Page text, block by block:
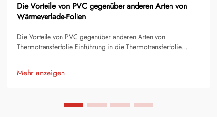
Die Vorteile von PVC gegenüber anderen Arten von
Wärmeverlade-Folien
Die Vorteile von PVC gegenüber anderen Arten von
Thermotransferfolie Einführung in die Thermotransferfolie
Individualisierung von Bekleidung, Accessoires und
Werbeartikeln. Es handelt sich um ein dünnes, flexibles
Mehr anzeigen